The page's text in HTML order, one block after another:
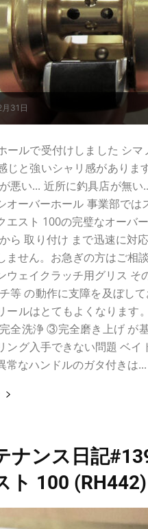
31日
ールで受付けしました シ
じと強いシャリ感がありま
悪い... 近所に釣具店が無
オーバーホール 事業部で
エスト 100の完璧なオーバ
ら 取り付け まで迅速に対
ません。お急ぎの方はご相
ウェイクラッチ用グリス そ
等 の動作に支障を及ぼし
ールはとてもよくなりま
全洗浄 ③完全磨き上げ が基
ング入手できない問題 ベイ
常なハンドルのガタ付きは...
ナンス日記
ト 100